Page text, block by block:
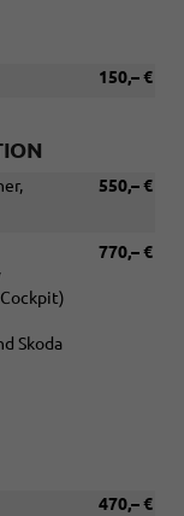
150,– €
550,– €
YOZ]
770,– €
Skoda
470,– €